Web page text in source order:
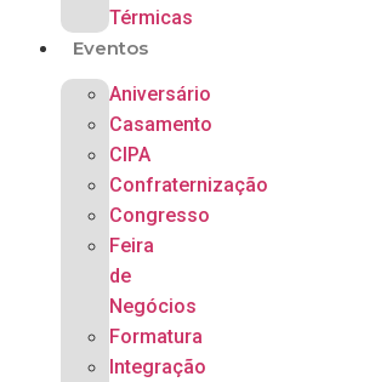
Térmicas
Eventos
Aniversário
Casamento
CIPA
Confraternização
Congresso
Feira
de
Negócios
Formatura
Integração